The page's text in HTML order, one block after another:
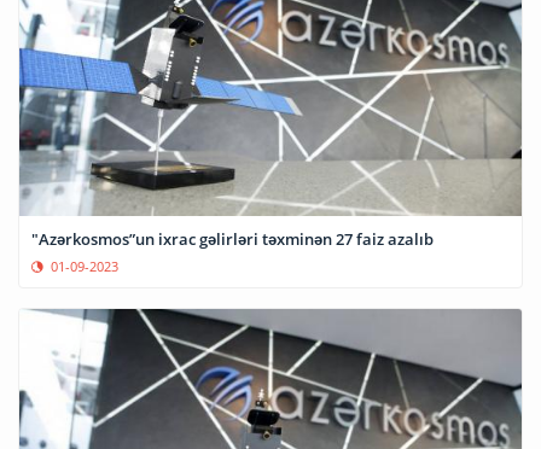
"Azərkosmos”un ixrac gəlirləri təxminən 27 faiz azalıb
01-09-2023